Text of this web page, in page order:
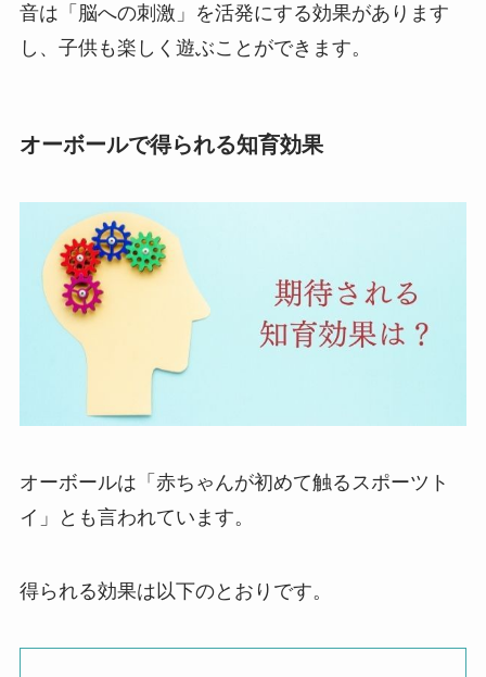
音は「脳への刺激」を活発にする効果があります
し、子供も楽しく遊ぶことができます。
オーボールで得られる知育効果
オーボールは「赤ちゃんが初めて触るスポーツト
イ」とも言われています。
得られる効果は以下のとおりです。